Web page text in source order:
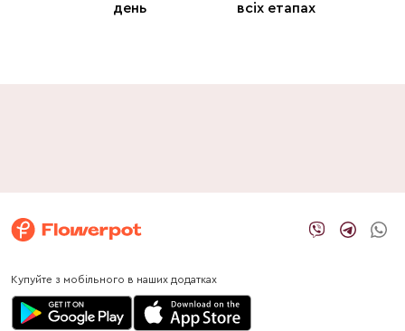
день
всіх етапах
Купуйте з мобільного в наших додатках